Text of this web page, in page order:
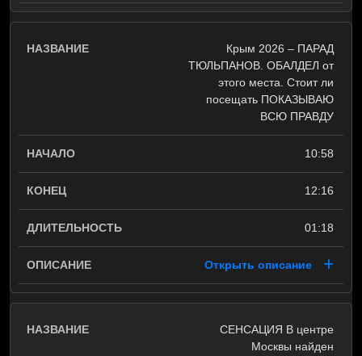
Крым 2026 – ПАРАД
ТЮЛЬПАНОВ. ОБАЛДЕЛ от
этого места. Стоит ли
посещать ПОКАЗЫВАЮ
ВСЮ ПРАВДУ
10:58
12:16
01:18
Открыть описание
СЕНСАЦИЯ В центре
Москвы найден